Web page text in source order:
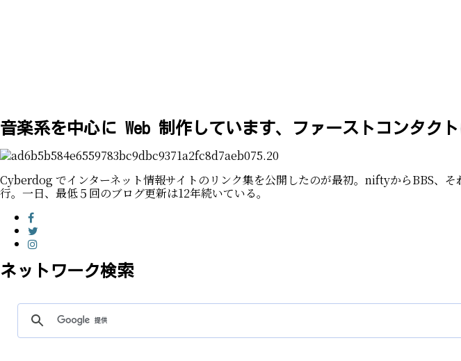
音楽系を中心に Web 制作しています、ファーストコンタク
Cyberdog でインターネット情報サイトのリンク集を公開したのが最初。niftyからBBS、
行。一日、最低５回のブログ更新は12年続いている。
ネットワーク検索